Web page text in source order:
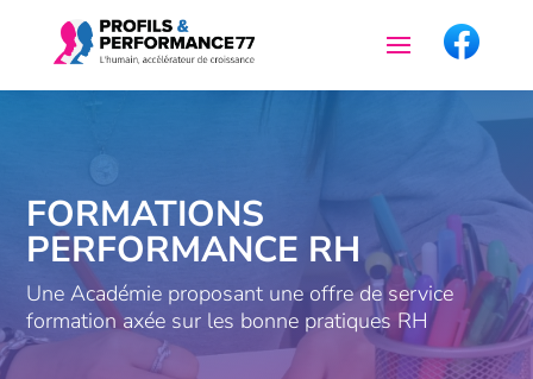
FORMATIONS
PERFORMANCE RH
Une Académie proposant une offre de service
formation axée sur les bonne pratiques RH